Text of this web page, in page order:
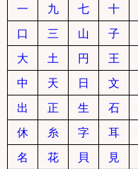
一 九 七 十
口
三 山 子
大
土 円 王
中
天 日 文
出
正 生 石
休
糸 字 耳
名
花 貝 見